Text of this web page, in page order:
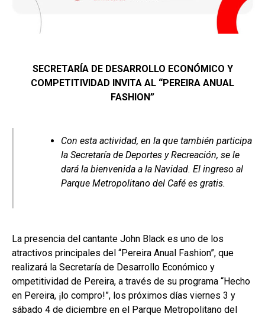
SECRETARÍA DE DESARROLLO ECONÓMICO Y
COMPETITIVIDAD INVITA AL “PEREIRA ANUAL
FASHION”
Con esta actividad, en la que también participa
la Secretaría de Deportes y Recreación, se le
dará la bienvenida a la Navidad. El ingreso al
Parque Metropolitano del Café es gratis.
La presencia del cantante John Black es uno de los
atractivos principales del “Pereira Anual Fashion”, que
realizará la Secretaría de Desarrollo Económico y
ompetitividad de Pereira, a través de su programa “Hecho
en Pereira, ¡lo compro!”, los próximos días viernes 3 y
sábado 4 de diciembre en el Parque Metropolitano del